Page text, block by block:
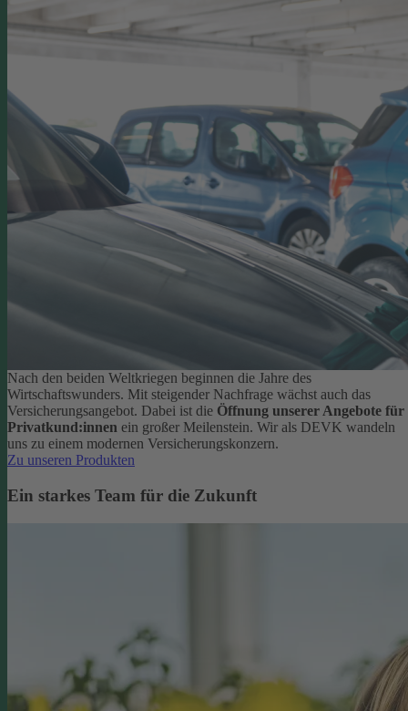
Nach den beiden Weltkriegen beginnen die Jahre des
Wirtschaftswunders. Mit steigender Nachfrage wächst auch das
Versicherungsangebot. Dabei ist die Öffnung unserer Angebote für
Privatkund:innen ein großer Meilenstein. Wir als DEVK wandeln
uns zu einem modernen Versicherungskonzern.
Zu unseren Produkten
Ein starkes Team für die Zukunft